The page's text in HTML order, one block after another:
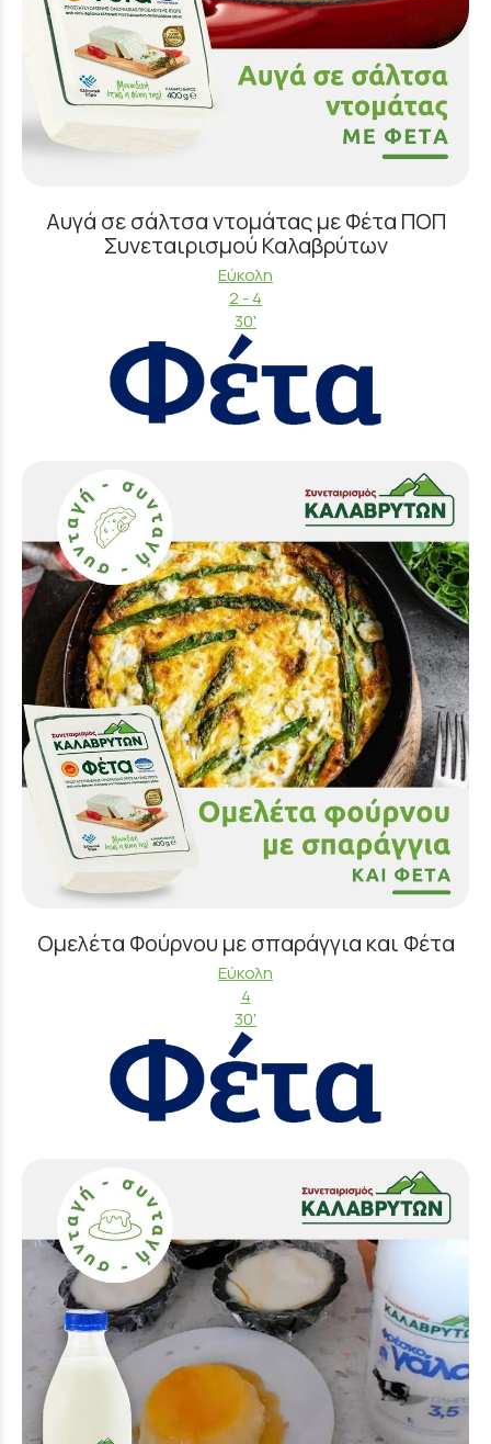
Αυγά σε σάλτσα ντομάτας με Φέτα ΠΟΠ
Συνεταιρισμού Καλαβρύτων
Εύκολη
2 - 4
30'
Ομελέτα Φούρνου με σπαράγγια και Φέτα
Εύκολη
4
30'